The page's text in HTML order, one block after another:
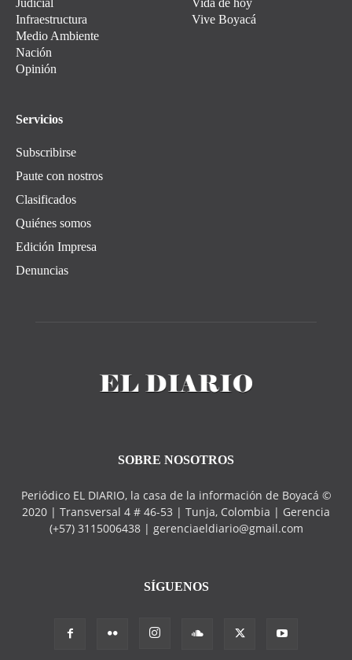
Infraestructura
Medio Ambiente
Nación
Opinión
Vive Boyacá
Servicios
Subscribirse
Paute con nostros
Clasificados
Quiénes somos
Edición Impresa
Denuncias
SOBRE NOSOTROS
Periódico EL DIARIO, la casa de la información de Boyacá ©
2020 | Transversal 4 # 46-53 | Tunja, Colombia | Gerencia
(+57) 3115006438 | gerenciaeldiario@gmail.com
SÍGUENOS